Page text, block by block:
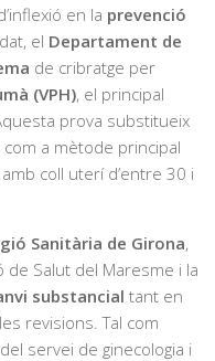
en la prevenció
el Departament de
de cribratge per
(VPH), el principal
prova substitueix
com a mètode principal
coll uterí d’entre 30 i
Sanitària de Girona,
de Salut del Maresme i la
substancial tant en
revisions. Tal com
servei de ginecologia i